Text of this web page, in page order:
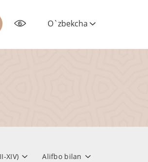
O`zbekcha
Alifbo bilan
XIV)